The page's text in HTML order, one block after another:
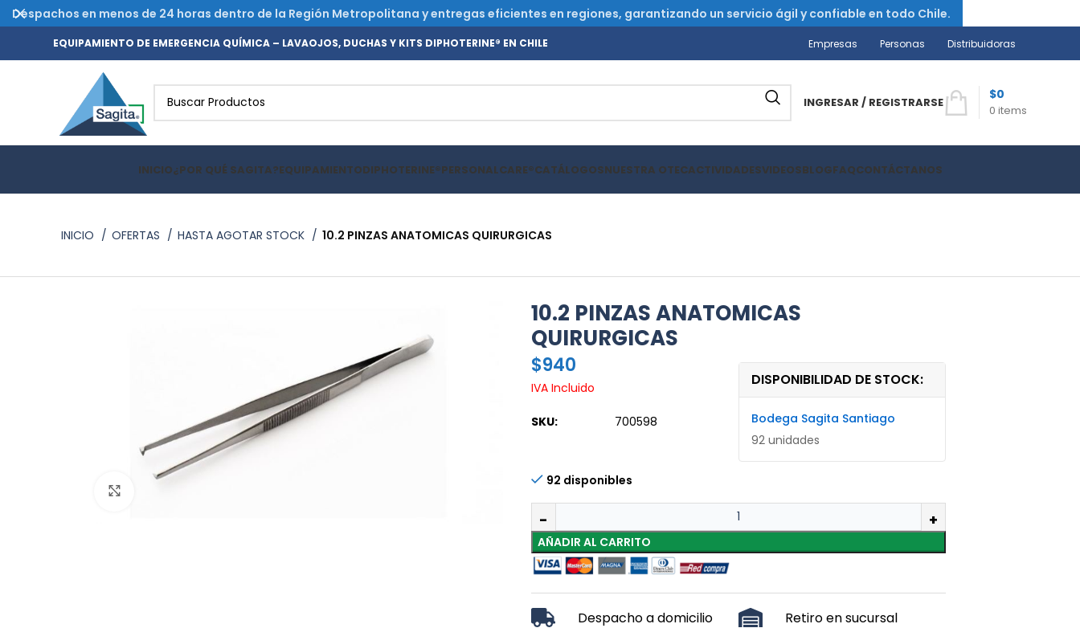
EQUIPAMIENTO DE EMERGENCIA QUÍMICA – LAVAOJOS, DUCHAS Y KITS DIPHOTERINE® EN CHILE Empresas Personas Distribuidoras
INGRESAR / REGISTRARSE
0 items
$0
INICIO¿POR QUÉ SAGITA?EQUIPAMIENTODIPHOTERINE®PERSONALCARE®CATÁLOGOSNUESTRA OTECACTIVIDADESVIDEOSBLOGFAQCONTÁCTANOS
INICIO OFERTAS HASTA AGOTAR STOCK 10.2 PINZAS ANATOMICAS QUIRURGICAS
10.2 PINZAS ANATOMICAS
QUIRURGICAS
$940
IVA Incluido
SKU: 700598
DISPONIBILIDAD DE STOCK:
Bodega Sagita Santiago
92 unidades
92 disponibles
AÑADIR AL CARRITO
Despacho a domicilio Retiro en sucursal
Despachos en menos de 24 horas dentro de la Región Metropolitana y entregas eficientes en regiones, garantizando un servicio ágil y confiable en todo Chile.